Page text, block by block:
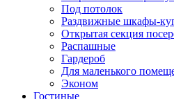
Под потолок
Раздвижные шкафы-
Открытая секция
Распашные
Гардероб
Для маленького
Эконом
Гостиные